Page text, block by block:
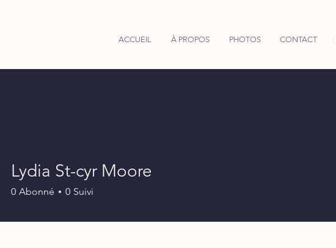
ACCUEIL À PROPOS PHOTOS CONTACT
Lydia St-cyr Moore
0 Abonné 0 Suivi